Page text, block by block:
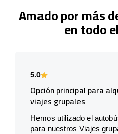
Amado por más
en todo
5.0
Opción principal para
viajes grupales
Hemos utilizado el
para nuestros Viajes